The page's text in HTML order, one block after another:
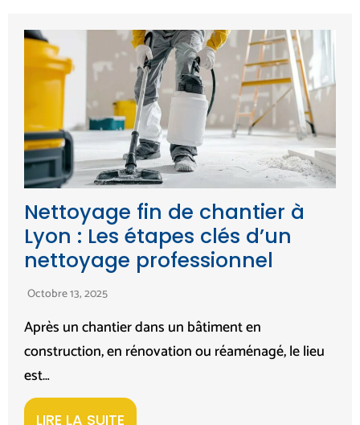
Nettoyage fin de chantier à
Lyon : Les étapes clés d’un
nettoyage professionnel
Octobre 13, 2025
Après un chantier dans un bâtiment en
construction, en rénovation ou réaménagé, le lieu
est…
LIRE LA SUITE